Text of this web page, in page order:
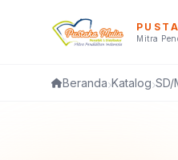
Mitra
Beranda Katalog SD/